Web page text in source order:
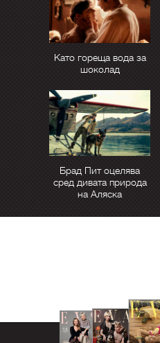
Като гореща вода за
шоколад
Брад Пит оцелява
сред дивата природа
на Аляска